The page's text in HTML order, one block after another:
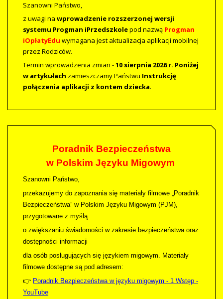
Szanowni Państwo,
z uwagi na wprowadzenie rozszerzonej wersji
systemu Progman iPrzedszkolepod nazwą Progman
iOpłatyEdu wymagana jest aktualizacja aplikacji mobilnej
przez Rodziców.
Termin wprowadzenia zmian -10 sierpnia 2026 r. Poniżej
w artykułach zamieszczamy Państwu Instrukcję
połączenia aplikacji z kontem dziecka.
Poradnik Bezpieczeństwa
w Polskim Języku Migowym
Szanowni Państwo,
przekazujemy do zapoznania się materiały filmowe „Poradnik
Bezpieczeństwa” w Polskim Języku Migowym (PJM),
przygotowane z myślą
o zwiększaniu świadomości w zakresie bezpieczeństwa oraz
dostępności informacji
dla osób posługujących się językiem migowym. Materiały
filmowe dostępne są pod adresem:
👉 Poradnik Bezpieczeństwa w języku migowym - 1 Wstęp -
YouTube